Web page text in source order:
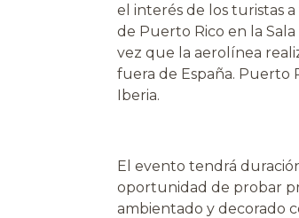
el interés de los turistas
de Puerto Rico en la
vez que la aerolínea
fuera de España. Puerto
Iberia.
El evento tendrá
oportunidad de probar
ambientado y decorado